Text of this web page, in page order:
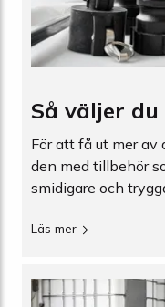
Så väljer
För att få ut mer av
den med tillbehör
smidigare och
kranar. Här går vi
Läs mer